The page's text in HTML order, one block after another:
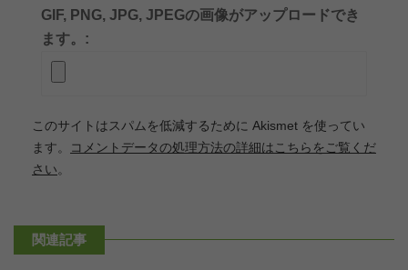
GIF, PNG, JPG, JPEGの画像がアップロードでき
ます。:
このサイトはスパムを低減するために Akismet を使ってい
ます。
コメントデータの処理方法の詳細はこちらをご覧くだ
さい。
関連記事